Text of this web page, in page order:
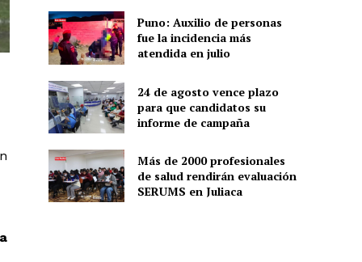
Puno: Auxilio de personas
fue la incidencia más
atendida en julio
24 de agosto vence plazo
para que candidatos su
informe de campaña
Más de 2000 profesionales
de salud rendirán evaluación
SERUMS en Juliaca